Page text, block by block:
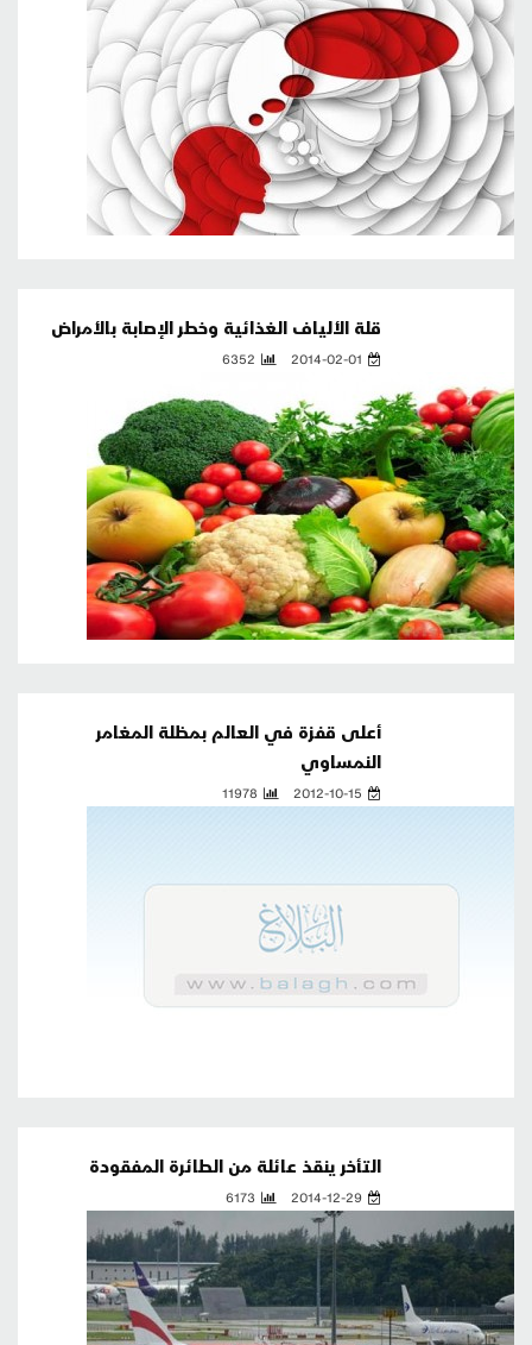
قلة الألياف الغذائية وخطر الإصابة بالأمراض
2014-02-01
6352
أعلى قفزة في العالم بمظلة المغامر
النمساوي
2012-10-15
11978
التأخر ينقذ عائلة من الطائرة المفقودة
2014-12-29
6173